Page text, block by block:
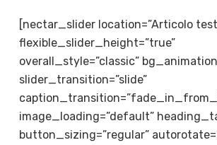
[nectar_slider location=”Articolo
flexible_slider_height=”true”
overall_style=”classic”
slider_transition=”slide”
image_loading=”default”
button_sizing=”regular”